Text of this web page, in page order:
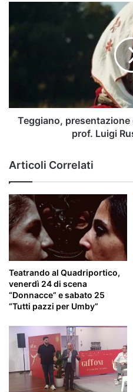
del
Hattin
Luigi
Russo
Teggiano,
prof. Luigi
Articoli Correlati
Teatrando al Quadriportico,
venerdì 24 di scena
“Donnacce” e sabato 25
“Tutti pazzi per Umby”